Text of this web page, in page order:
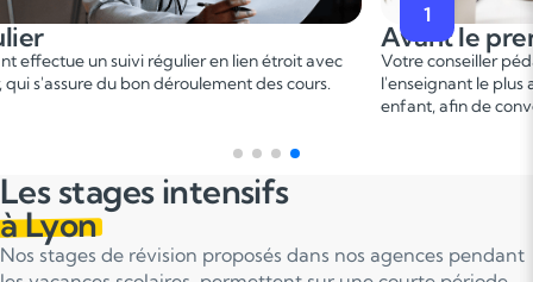
cours
pédagogique vous met en relation avec
adapté en fonction du profil de votre
2
Pendant le
Ce 1er cours
points forts et de
sur le programme.
Les stages intensifs
à Lyon
Nos stages de révision proposés dans nos agences pendant